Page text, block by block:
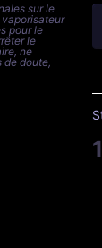
sur le
pour le
le
ne
de doute,